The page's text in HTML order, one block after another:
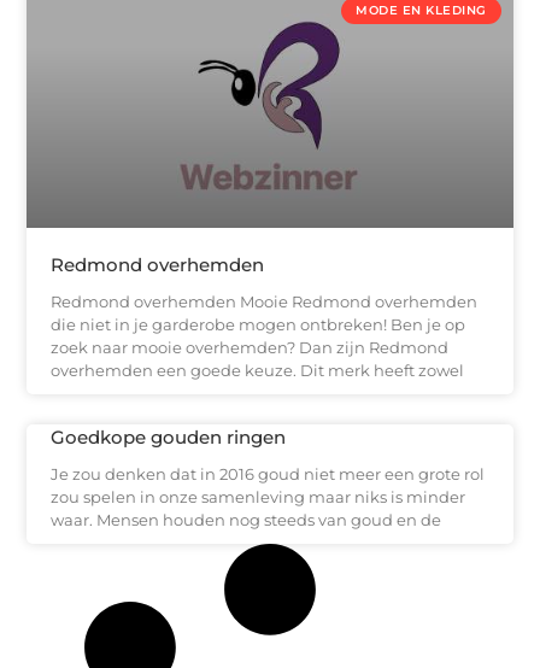
MODE EN KLEDING
Redmond overhemden
Redmond overhemden Mooie Redmond overhemden
die niet in je garderobe mogen ontbreken! Ben je op
zoek naar mooie overhemden? Dan zijn Redmond
overhemden een goede keuze. Dit merk heeft zowel
Goedkope gouden ringen
Je zou denken dat in 2016 goud niet meer een grote rol
zou spelen in onze samenleving maar niks is minder
waar. Mensen houden nog steeds van goud en de